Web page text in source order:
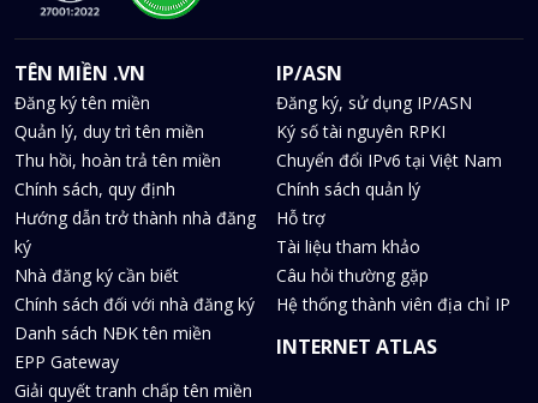
TÊN MIỀN .VN
Đăng ký tên miền
Quản lý, duy trì tên miền
Thu hồi, hoàn trả tên miền
Chính sách, quy định
Hướng dẫn trở thành nhà đăng
ký
Nhà đăng ký cần biết
Chính sách đối với nhà đăng ký
Danh sách NĐK tên miền
EPP Gateway
Giải quyết tranh chấp tên miền
IP/ASN
Đăng ký, sử dụng IP/ASN
Ký số tài nguyên RPKI
Chuyển đổi IPv6 tại Việt Nam
Chính sách quản lý
Hỗ trợ
Tài liệu tham khảo
Câu hỏi thường gặp
Hệ thống thành viên địa chỉ IP
INTERNET ATLAS